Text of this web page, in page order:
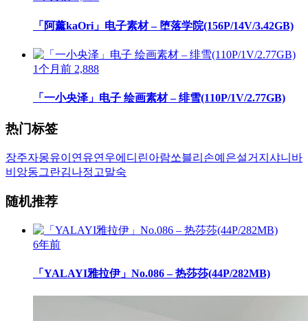
「阿薰kaOri」电子素材 – 堕落学院(156P/14V/3.42GB)
1个月前 2,888
「一小央泽」电子 绘画素材 – 绯雪(110P/1V/2.77GB)
热门标签
장주자몽유이 연유연우에디린아람쏘블리 손예은설거지 샤니 바
비앙동그란김나정 고말숙
随机推荐
6年前
「YALAYI雅拉伊」No.086 – 热莎莎(44P/282MB)